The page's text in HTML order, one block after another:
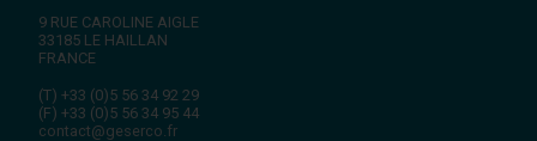
9 RUE CAROLINE AIGLE
33185 LE HAILLAN
FRANCE
(T) +33 (0)5 56 34 92 29
(F) +33 (0)5 56 34 95 44
contact@geserco.fr